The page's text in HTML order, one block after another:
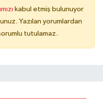
kabul etmiş bulunuyor
Yazılan yorumlardan
tutulamaz.